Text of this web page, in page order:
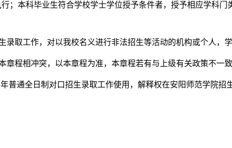
；本科毕业生符合学校学士学位授予条件者，授予相应学科门
录取工作，对以我校名义进行非法招生等活动的机构或个人，
章程相冲突，以本章程为准，本章程若有与上级有关政策不一
年普通全日制对口招生录取工作使用，解释权在安阳师范学院招